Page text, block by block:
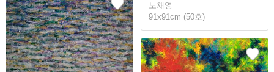
노채영
91x91cm (50호)